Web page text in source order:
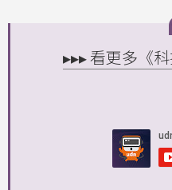
▸▸▸ 看更多《